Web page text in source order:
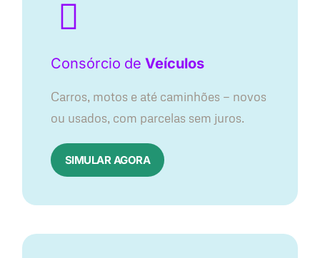
Consórcio de Veículos
Carros, motos e até caminhões — novos
ou usados, com parcelas sem juros.
SIMULAR AGORA